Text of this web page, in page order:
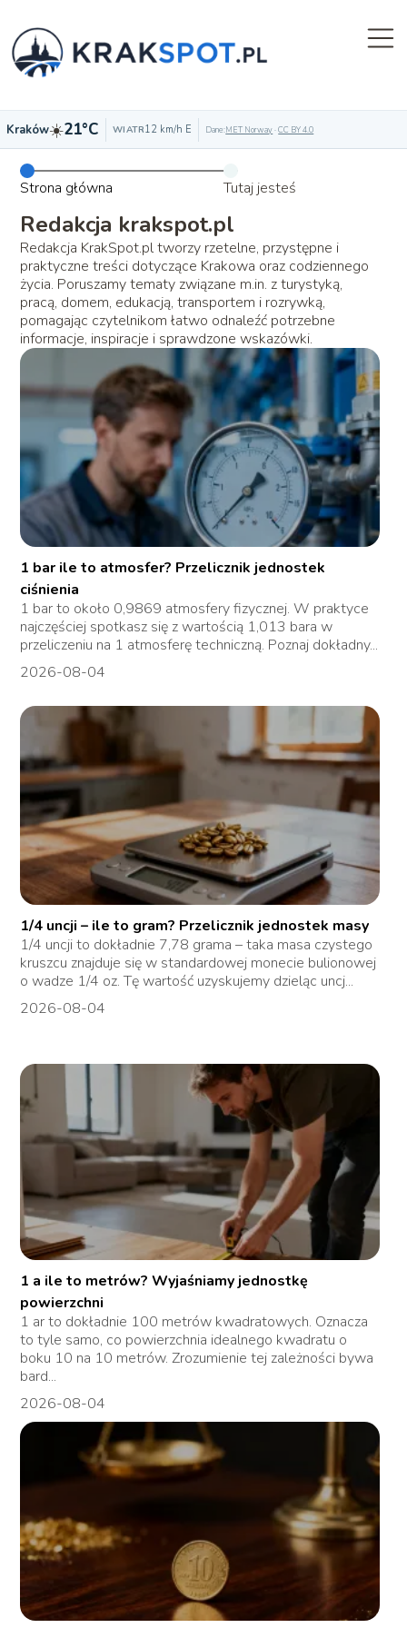
Kraków☀️21°C WIATR12 km/h E Dane:MET Norway·CC BY 4.0
Strona główna Tutaj jesteś
Redakcja krakspot.pl
Redakcja KrakSpot.pl tworzy rzetelne, przystępne i
praktyczne treści dotyczące Krakowa oraz codziennego
życia. Poruszamy tematy związane m.in. z turystyką,
pracą, domem, edukacją, transportem i rozrywką,
pomagając czytelnikom łatwo odnaleźć potrzebne
informacje, inspiracje i sprawdzone wskazówki.
1 bar ile to atmosfer? Przelicznik jednostek
ciśnienia
1 bar to około 0,9869 atmosfery fizycznej. W praktyce
najczęściej spotkasz się z wartością 1,013 bara w
przeliczeniu na 1 atmosferę techniczną. Poznaj dokładny...
2026-08-04
1/4 uncji – ile to gram? Przelicznik jednostek masy
1/4 uncji to dokładnie 7,78 grama – taka masa czystego
kruszcu znajduje się w standardowej monecie bulionowej
o wadze 1/4 oz. Tę wartość uzyskujemy dzieląc uncj...
2026-08-04
1 a ile to metrów? Wyjaśniamy jednostkę
powierzchni
1 ar to dokładnie 100 metrów kwadratowych. Oznacza
to tyle samo, co powierzchnia idealnego kwadratu o
boku 10 na 10 metrów. Zrozumienie tej zależności bywa
bard...
2026-08-04